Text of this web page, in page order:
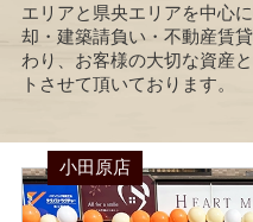
エリアと県央エリアを中心
却・建築請負い・不動産賃
わり、お客様の大切な資産
トさせて頂いております。
小田原店